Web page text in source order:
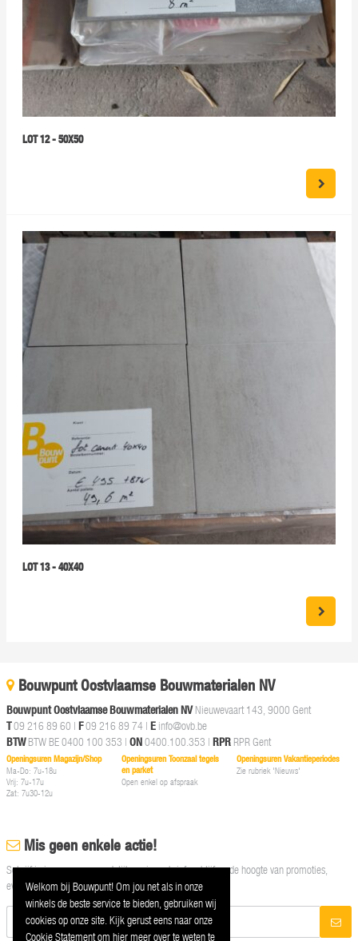
LOT 12 - 50X50
LOT 13 - 40X40
Bouwpunt Oostvlaamse Bouwmaterialen NV
Bouwpunt Oostvlaamse Bouwmaterialen NVNieuwevaart 143, 9000 Gent
T09 216 89 60 | F09 216 89 74 | E info@ovb.be
BTWBTW BE 0400 100 353 | ON0400.100.353 | RPR RPR Gent
Openingsuren Magazijn/Shop
Ma-Do: 7u-18u
Vrij: 7u-17u
Zat: 7u30-12u
Openingsuren Toonzaal tegels
en parket
Open enkel op afspraak
Openingsuren Vakantieperiodes
Zie rubriek 'Nieuws'
Mis geen enkele actie!
Schrijf je in op onze maandelijkse nieuwsbrief en blijf op de hoogte van promoties,
events en nieuwtjes
Welkom bij Bouwpunt! Om jou net als in onze
winkels de beste service te bieden, gebruiken wij
cookies op onze site. Kijk gerust eens naar onze
Cookie Statement om hier meer over te weten te